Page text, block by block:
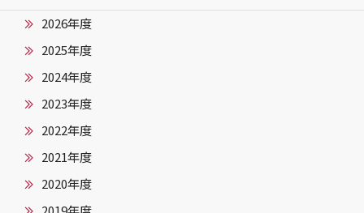
2026年度
2025年度
2024年度
2023年度
2022年度
2021年度
2020年度